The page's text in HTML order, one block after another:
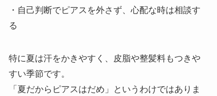
・自己判断でピアスを外さず、心配な時は相談す
る
特に夏は汗をかきやすく、皮脂や整髪料もつきや
すい季節です。
「夏だからピアスはだめ」というわけではありま